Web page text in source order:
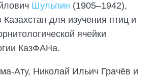
Шульпин (1905–1942),
для изучения птиц и
ячейки
КазФАНа.
Ату, Николай Ильич Грачёв и